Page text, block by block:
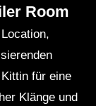
Room
für eine
Klänge und